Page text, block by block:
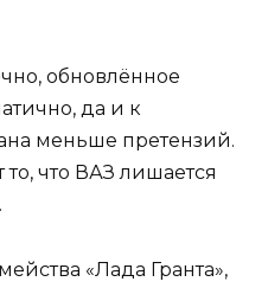
обновлённое
да и к
меньше претензий.
то, что ВАЗ лишается
«Лада Гранта»,